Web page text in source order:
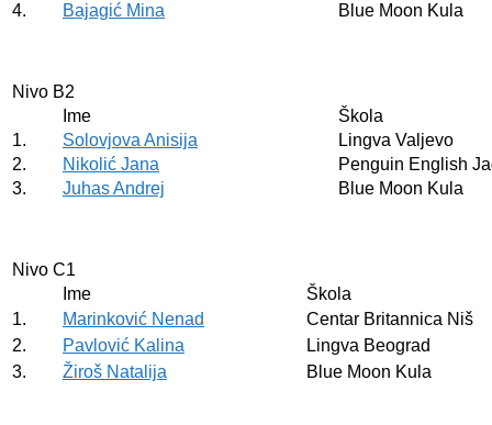
4.
Bajagić Mina Blue Moon Kula
Nivo B2
Ime
Škola
1.
Solovjova Anisija
Lingva Valjevo
2.
Nikolić Jana
Penguin English
3.
Juhas Andrej Blue Moon Kula
Nivo C1
Ime
Škola
1.
Marinković Nenad
Centar Britannica Niš
2.
Pavlović Kalina
Lingva Beograd
3.
Žiroš Natalija Blue Moon Kula